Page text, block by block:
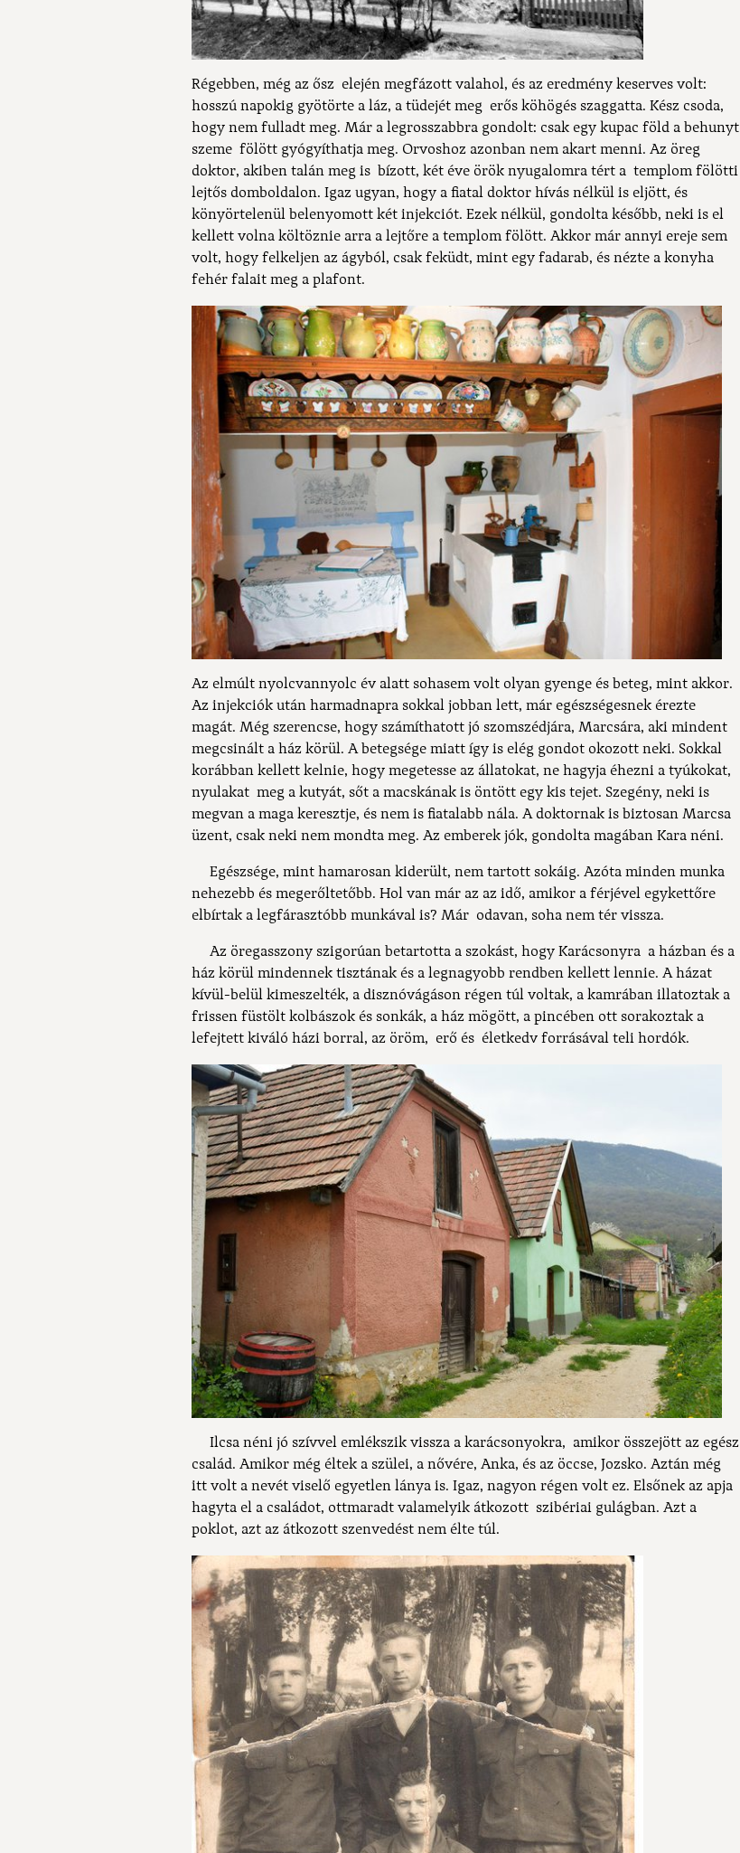
Régebben, még az ősz elején megfázott valahol, és az eredmény keserves volt:
hosszú napokig gyötörte a láz, a tüdejét meg erős köhögés szaggatta. Kész csoda,
hogy nem fulladt meg. Már a legrosszabbra gondolt: csak egy kupac föld a behunyt
szeme fölött gyógyíthatja meg. Orvoshoz azonban nem akart menni. Az öreg
doktor, akiben talán meg is bízott, két éve örök nyugalomra tért a templom fölötti
lejtős domboldalon. Igaz ugyan, hogy a fiatal doktor hívás nélkül is eljött, és
könyörtelenül belenyomott két injekciót. Ezek nélkül, gondolta később, neki is el
kellett volna költöznie arra a lejtőre a templom fölött. Akkor már annyi ereje sem
volt, hogy felkeljen az ágyból, csak feküdt, mint egy fadarab, és nézte a konyha
fehér falait meg a plafont.
Az elmúlt nyolcvannyolc év alatt sohasem volt olyan gyenge és beteg, mint akkor.
Az injekciók után harmadnapra sokkal jobban lett, már egészségesnek érezte
magát. Még szerencse, hogy számíthatott jó szomszédjára, Marcsára, aki mindent
megcsinált a ház körül. A betegsége miatt így is elég gondot okozott neki. Sokkal
korábban kellett kelnie, hogy megetesse az állatokat, ne hagyja éhezni a tyúkokat,
nyulakat meg a kutyát, sőt a macskának is öntött egy kis tejet. Szegény, neki is
megvan a maga keresztje, és nem is fiatalabb nála. A doktornak is biztosan Marcsa
üzent, csak neki nem mondta meg. Az emberek jók, gondolta magában Kara néni.
Egészsége, mint hamarosan kiderült, nem tartott sokáig. Azóta minden munka
nehezebb és megerőltetőbb. Hol van már az az idő, amikor a férjével egykettőre
elbírtak a legfárasztóbb munkával is? Már odavan, soha nem tér vissza.
Az öregasszony szigorúan betartotta a szokást, hogy Karácsonyra a házban és a
ház körül mindennek tisztának és a legnagyobb rendben kellett lennie. A házat
kívül-belül kimeszelték, a disznóvágáson régen túl voltak, a kamrában illatoztak a
frissen füstölt kolbászok és sonkák, a ház mögött, a pincében ott sorakoztak a
lefejtett kiváló házi borral, az öröm, erő és életkedv forrásával teli hordók.
Ilcsa néni jó szívvel emlékszik vissza a karácsonyokra, amikor összejött az egész
család. Amikor még éltek a szülei, a nővére, Anka, és az öccse, Jozsko. Aztán még
itt volt a nevét viselő egyetlen lánya is. Igaz, nagyon régen volt ez. Elsőnek az apja
hagyta el a családot, ottmaradt valamelyik átkozott szibériai gulágban. Azt a
poklot, azt az átkozott szenvedést nem élte túl.